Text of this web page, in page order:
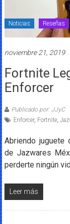
Noticias Reseñas
noviembre 21, 2019
Fortnite
Enforcer
Publicado por: JJyC
Enforcer, Fortnite,
Abriendo juguete
de Jazwares
perderte ningún
Leer más